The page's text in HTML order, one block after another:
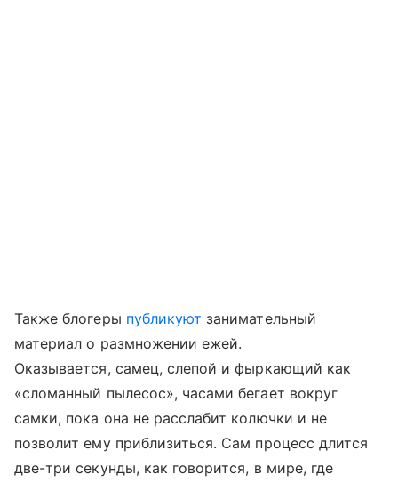
Также блогеры публикуют занимательный
материал о размножении ежей.
Оказывается, самец, слепой и фыркающий как
«сломанный пылесос», часами бегает вокруг
самки, пока она не расслабит колючки и не
позволит ему приблизиться. Сам процесс длится
две-три секунды, как говорится, в мире, где